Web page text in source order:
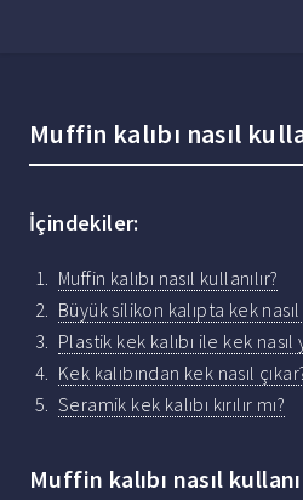
Muffin kalıbı nasıl
İçindekiler:
Muffin kalıbı nasıl kullanılır?
Büyük silikon kalıpta kek nasıl
Plastik kek kalıbı ile kek nasıl
Kek kalıbından kek nasıl
Seramik kek kalıbı kırılır mı?
Muffin kalıbı nasıl